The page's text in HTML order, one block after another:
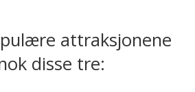
attraksjonene
disse tre: